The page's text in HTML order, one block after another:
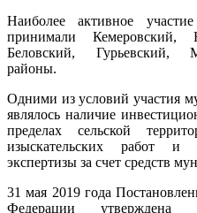
Наиболее активное
принимали Кемеровский,
Беловский, Гурьевский,
районы.
Одними из условий участия
являлось наличие
пределах сельской
изыскательских работ и
экспертизы за счет средств
31 мая 2019 года
Федерации утверждена